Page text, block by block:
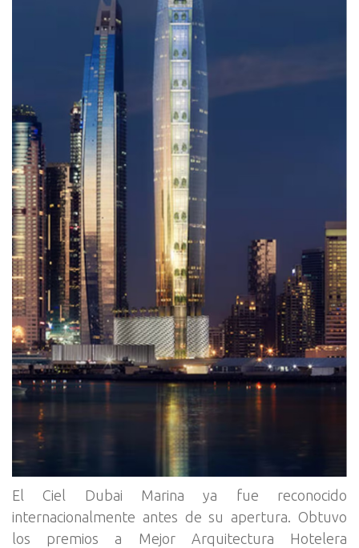
El Ciel Dubai Marina ya fue reconocido
internacionalmente antes de su apertura. Obtuvo
los premios a Mejor Arquitectura Hotelera